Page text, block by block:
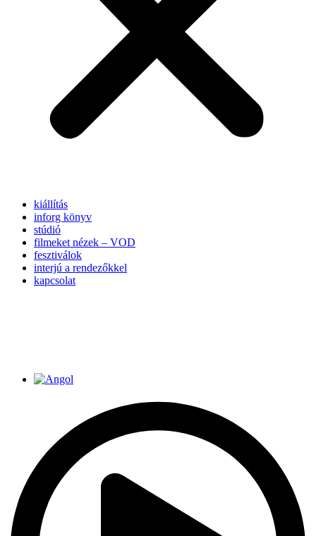
kiállítás
inforg könyv
stúdió
filmeket nézek – VOD
fesztiválok
interjú a rendezőkkel
kapcsolat